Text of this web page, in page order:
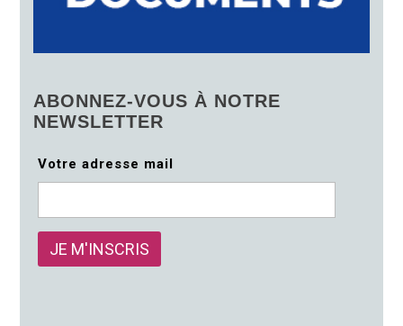
ABONNEZ-VOUS À NOTRE
NEWSLETTER
Votre adresse mail